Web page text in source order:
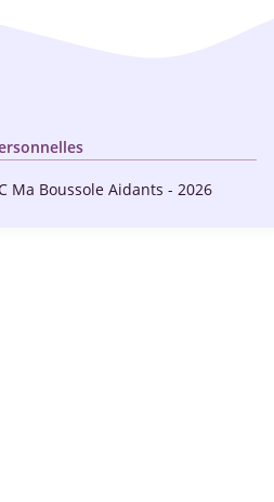
Ma Boussole Aidants - 2026